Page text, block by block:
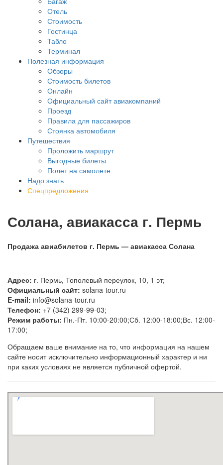
Отель
Стоимость
Гостинца
Табло
Терминал
Полезная информация
Обзоры
Стоимость билетов
Онлайн
Официальный сайт авиакомпаний
Проезд
Правила для пассажиров
Стоянка автомобиля
Путешествия
Проложить маршрут
Выгодные билеты
Полет на самолете
Надо знать
Спецпредложения
Солана, авиакасса г. Пермь
Продажа авиабилетов г. Пермь — авиакасса Солана
Адрес: г. Пермь, Тополевый переулок, 10, 1 эт;
Официальный сайт: solana-tour.ru
E-mail: info@solana-tour.ru
Телефон: +7 (342) 299-99-03;
Режим работы: Пн.-Пт. 10:00-20:00;Сб. 12:00-18:00;Вс. 12:00-
17:00;
Обращаем ваше внимание на то, что информация на нашем
сайте носит исключительно информационный характер и ни
при каких условиях не является публичной офертой.